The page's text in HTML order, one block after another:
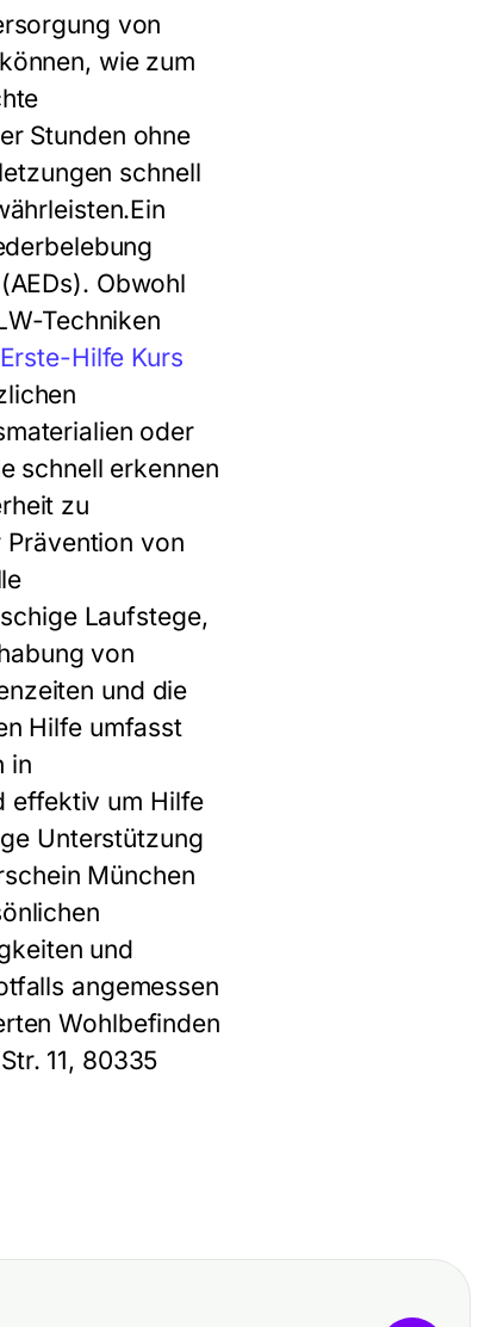
von
wie zum
Stunden ohne
schnell
Obwohl
Techniken
Erste-Hilfe Kurs
oder
schnell erkennen
zu
von
Laufstege,
von
und die
Hilfe umfasst
in
effektiv um Hilfe
Unterstützung
München
und
angemessen
Wohlbefinden
11, 80335